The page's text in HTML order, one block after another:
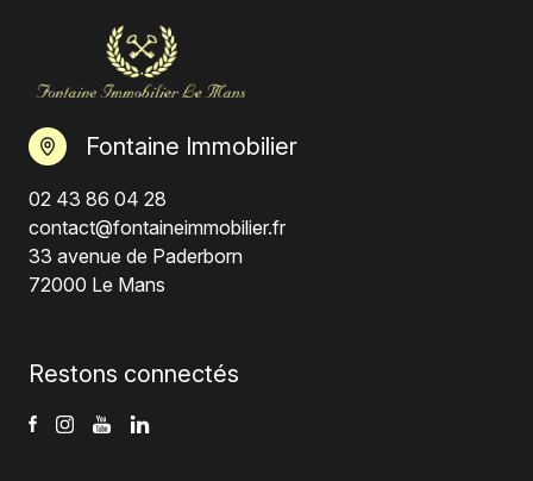
Fontaine Immobilier
02 43 86 04 28
contact@fontaineimmobilier.fr
33 avenue de Paderborn
72000 Le Mans
Restons connectés